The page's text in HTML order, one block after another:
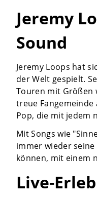
Jeremy
Sound
Jeremy Loops hat
der Welt gespielt.
Touren mit Größen
treue Fangemeinde
Pop, die mit jedem
Mit Songs wie
immer wieder
können, mit einem
Live-